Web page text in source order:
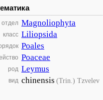
отдел Magnoliophyta
класс Liliopsida
Poales
Poaceae
род Leymus
вид chinensis (Trin.) Tzvelev